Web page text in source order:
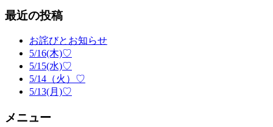
最近の投稿
お詫びとお知らせ
5/16(木)♡
5/15(水)♡
5/14（火）♡
5/13(月)♡
メニュー